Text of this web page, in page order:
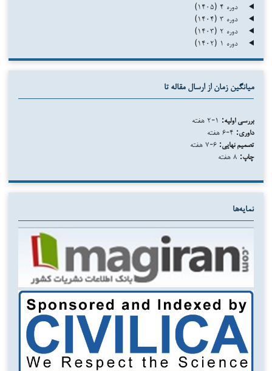
دوره ۴ (۱۴۰۵)
دوره ۳ (۱۴۰۴)
دوره ۲ (۱۴۰۳)
دوره ۱ (۱۴۰۲)
میانگین زمان از ارسال مقاله تا
بررسی اولیه:
داوری:
تصمیم نهایی:
چاپ:
نمایه‌ها